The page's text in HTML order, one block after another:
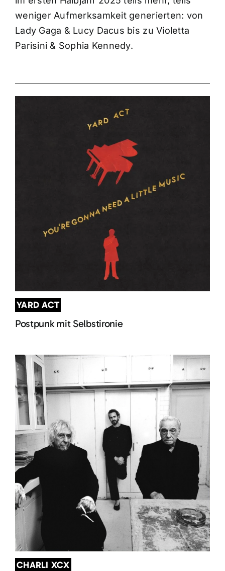
weniger Aufmerksamkeit generierten: von
Lady Gaga & Lucy Dacus bis zu Violetta
Parisini & Sophia Kennedy.
YARD ACT
Postpunk mit Selbstironie
CHARLI XCX